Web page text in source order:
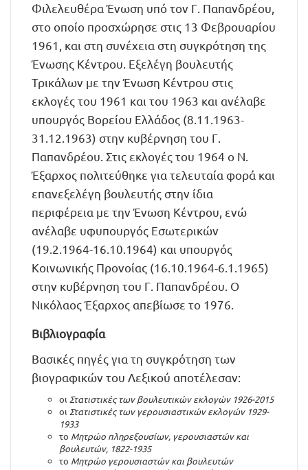
Φιλελευθέρα Ένωση υπό τον Γ. Παπανδρέου,
στο οποίο προσχώρησε στις 13 Φεβρουαρίου
1961, και στη συνέχεια στη συγκρότηση της
Ένωσης Κέντρου. Εξελέγη βουλευτής
Τρικάλων με την Ένωση Κέντρου στις
εκλογές του 1961 και του 1963 και ανέλαβε
υπουργός Βορείου Ελλάδος (8.11.1963-
31.12.1963) στην κυβέρνηση του Γ.
Παπανδρέου. Στις εκλογές του 1964 ο Ν.
Έξαρχος πολιτεύθηκε για τελευταία φορά και
επανεξελέγη βουλευτής στην ίδια
περιφέρεια με την Ένωση Κέντρου, ενώ
ανέλαβε υφυπουργός Εσωτερικών
(19.2.1964-16.10.1964) και υπουργός
Κοινωνικής Προνοίας (16.10.1964-6.1.1965)
στην κυβέρνηση του Γ. Παπανδρέου. Ο
Νικόλαος Έξαρχος απεβίωσε το 1976.
Βιβλιογραφία
Βασικές πηγές για τη συγκρότηση των
βιογραφικών του Λεξικού αποτέλεσαν:
οι Στατιστικές των βουλευτικών εκλογών 1926-2015
οι Στατιστικές των γερουσιαστικών εκλογών 1929-
1933
το Μητρώο πληρεξουσίων, γερουσιαστών και
βουλευτών, 1822-1935
το Μητρώο γερουσιαστών και βουλευτών